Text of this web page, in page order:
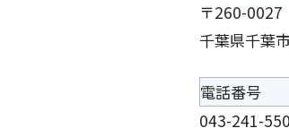
〒260-0027
千葉県千葉
電話番号
043-241-